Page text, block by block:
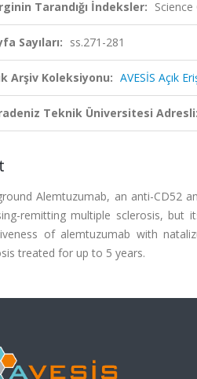
Tarandığı İndeksler:
Sayıları: ss.271-281
Arşiv Koleksiyonu: AVESİS Açık
Teknik Üniversitesi Adresli:
Alemtuzumab, an anti-CD52
remitting multiple sclerosis,
of alemtuzumab with
treated for up to 5 years.